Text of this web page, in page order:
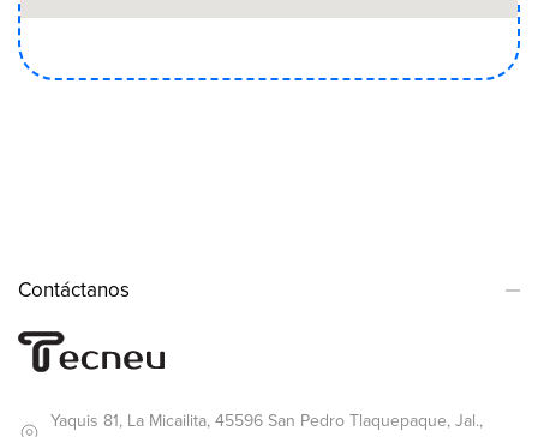
Contáctanos
Yaquis 81, La Micailita, 45596 San Pedro Tlaquepaque, Jal.,